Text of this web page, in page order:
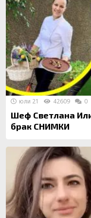
Шеф Светлана Илиева празнува
брак СНИМКИ
юли 21 42609 0